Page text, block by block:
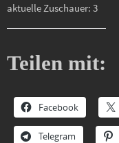
aktuelle Zuschauer: 3
Teilen mit:
Facebook
Telegram